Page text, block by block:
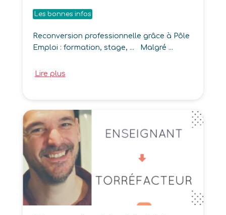
Les bonnes infos
Reconversion professionnelle grâce à Pôle
Emploi : formation, stage, ... Malgré ...
Lire plus